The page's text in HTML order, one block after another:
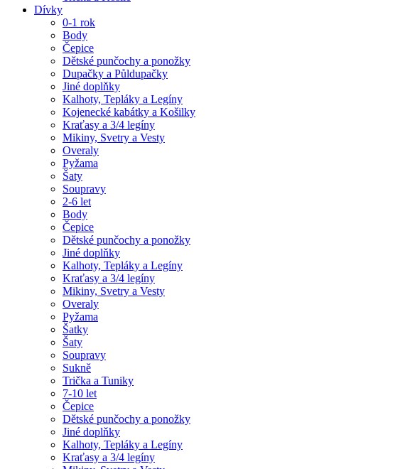
Dívky
0-1 rok
Body
Čepice
Dětské punčochy a ponožky
Dupačky a Půldupačky
Jiné doplňky
Kalhoty, Tepláky a Legíny
Kojenecké kabátky a Košilky
Kraťasy a 3/4 legíny
Mikiny, Svetry a Vesty
Overaly
Pyžama
Šaty
Soupravy
2-6 let
Body
Čepice
Dětské punčochy a ponožky
Jiné doplňky
Kalhoty, Tepláky a Legíny
Kraťasy a 3/4 legíny
Mikiny, Svetry a Vesty
Overaly
Pyžama
Šatky
Šaty
Soupravy
Sukně
Trička a Tuniky
7-10 let
Čepice
Dětské punčochy a ponožky
Jiné doplňky
Kalhoty, Tepláky a Legíny
Kraťasy a 3/4 legíny